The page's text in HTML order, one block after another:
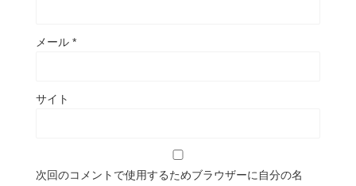
メール *
サイト
次回のコメントで使用するためブラウザーに自分の名